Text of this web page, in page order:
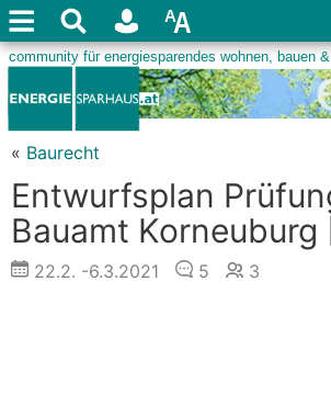
« Baurecht
Entwurfsplan
Bauamt Korneuburg
22.2. -6.3.2021 5 3